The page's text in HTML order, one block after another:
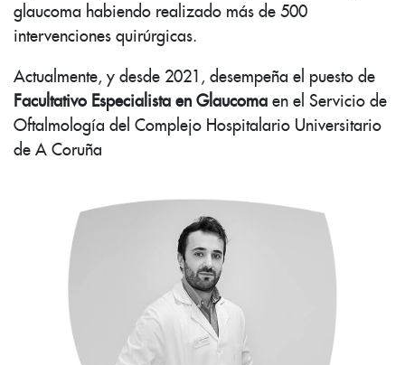
glaucoma habiendo realizado más de 500
intervenciones quirúrgicas.
Actualmente, y desde 2021, desempeña el puesto de
Facultativo Especialista en Glaucoma en el Servicio de
Oftalmología del Complejo Hospitalario Universitario
de A Coruña